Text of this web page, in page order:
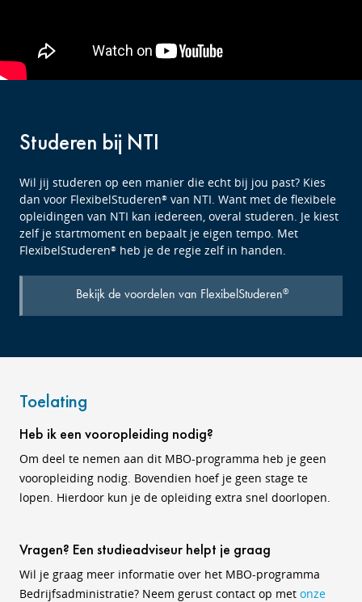
Studeren bij NTI
Wil jij studeren op een manier die echt bij jou past? Kies
dan voor FlexibelStuderen® van NTI. Want met de flexibele
opleidingen van NTI kan iedereen, overal studeren. Je kiest
zelf je startmoment en bepaalt je eigen tempo. Met
FlexibelStuderen® heb je de regie zelf in handen.
Bekijk de voordelen van FlexibelStuderen®
Toelating
Heb ik een vooropleiding nodig?
Om deel te nemen aan dit MBO-programma heb je geen
vooropleiding nodig. Bovendien hoef je geen stage te
lopen. Hierdoor kun je de opleiding extra snel doorlopen.
Vragen? Een studieadviseur helpt je graag
Wil je graag meer informatie over het MBO-programma
Bedrijfsadministratie? Neem gerust contact op met onze